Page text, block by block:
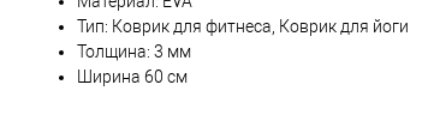
Тип: Коврик для фитнеса, Коврик для йоги
Толщина: 3 мм
Ширина 60 см